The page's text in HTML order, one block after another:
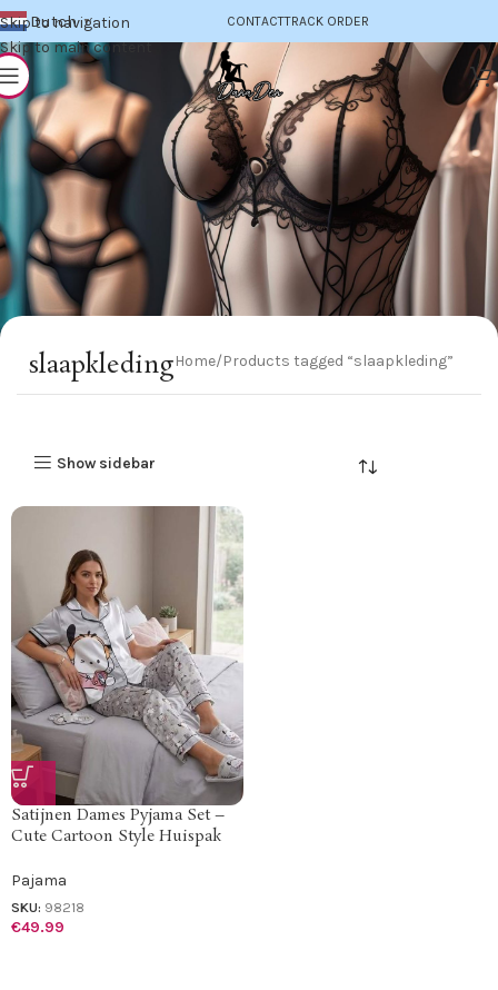
Skip to navigation
Skip to main content
Dutch ▼ CONTACTTRACK ORDER
slaapkledingHome Products tagged “slaapkleding”
Show sidebar
Satijnen Dames Pyjama Set –
Cute Cartoon Style Huispak
Pajama
SKU: 98218
€49.99